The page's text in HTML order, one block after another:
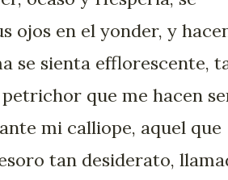
ojos en el yonder, y
se sienta efflorescente,
que me hacen
mi calliope, aquel que
tan desiderato,